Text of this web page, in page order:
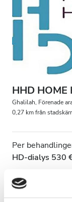
Patienter
Patienter
Patienter
GHIC
HHD HOME
Ghalilah, Förenade
0,27 km från
Per
HD-dialys 530